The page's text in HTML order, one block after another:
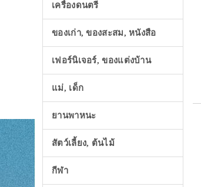
เครื่องดนตรี
ของเก่า, ของสะสม, หนังสือ
เฟอร์นิเจอร์, ของแต่งบ้าน
แม่, เด็ก
ยานพาหนะ
สัตว์เลี้ยง, ต้นไม้
กีฬา